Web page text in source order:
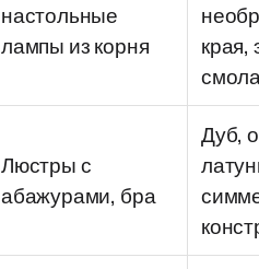
настольные
лампы из корня
края,
Люстры с
абажурами, бра
Дуб,